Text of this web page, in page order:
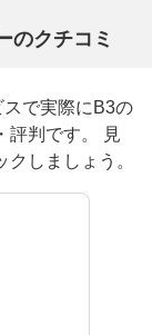
のクチコミ
で実際にB3の
評判です。 見
しましょう。